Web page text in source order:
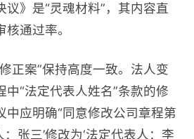
》是“灵魂材料”，其内容直
通过率。
正案”保持高度一致。法人变
中“法定代表人姓名”条款的修
中应明确“同意修改公司章程第
张三’修改为‘法定代表人：李